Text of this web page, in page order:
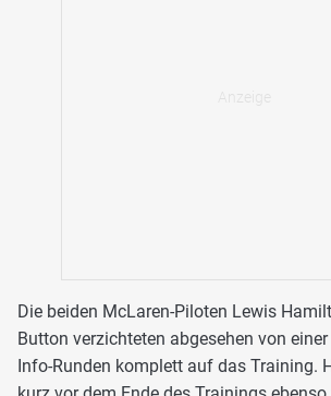
Die beiden McLaren-Piloten Lewis
Button verzichteten abgesehen von
Info-Runden komplett auf das Training.